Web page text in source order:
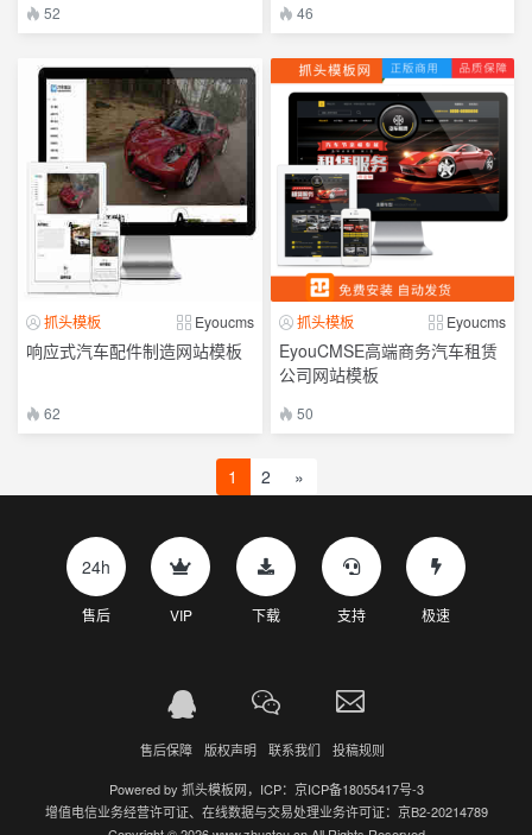
52 46
抓头模板 Eyoucms
响应式汽车配件制造网站模板
62
抓头模板 Eyoucms
EyouCMSE高端商务汽车租赁
公司网站模板
50
1 2 »
24h
售后 VIP 下载 支持 极速
售后保障 版权声明 联系我们 投稿规则
Powered by 抓头模板网，ICP： 京ICP备18055417号-3
增值电信业务经营许可证、在线数据与交易处理业务许可证：京B2-20214789